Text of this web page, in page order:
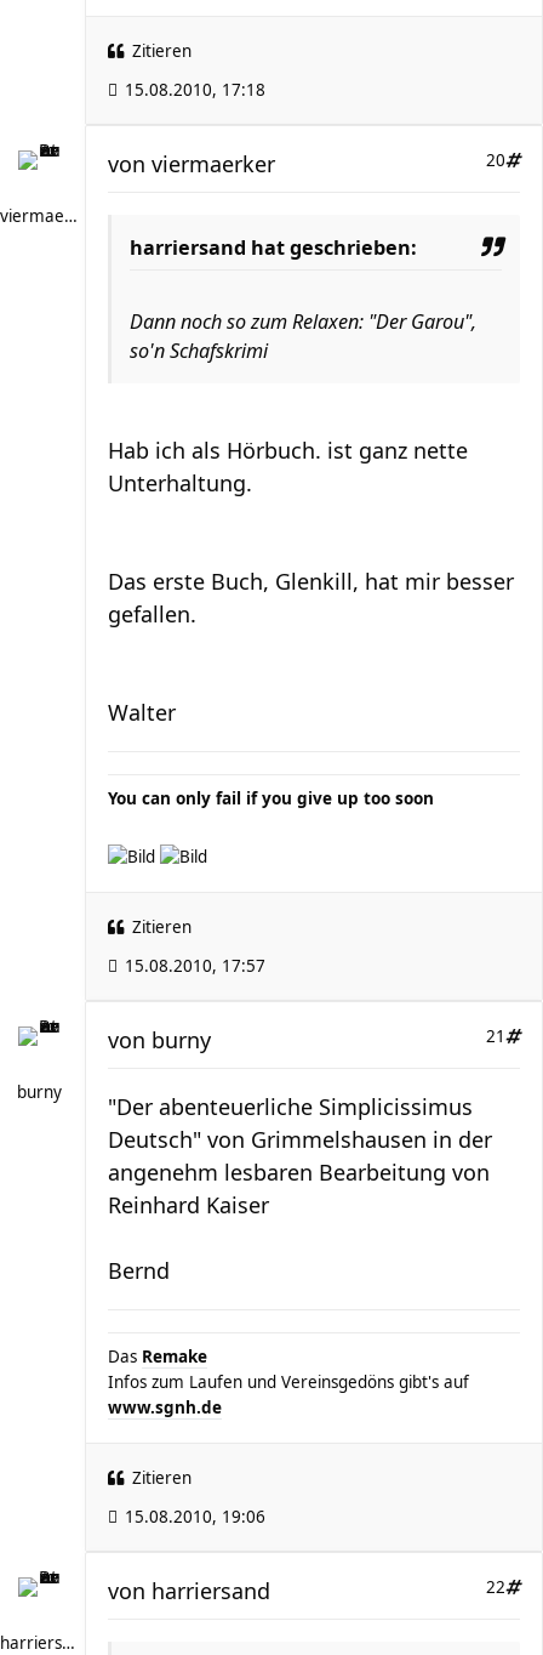
Zitieren
15.08.2010, 17:18
viermaerker
20
von viermaerker
harriersand hat geschrieben:
Dann noch so zum Relaxen: "Der Garou",
so'n Schafskrimi
Hab ich als Hörbuch. ist ganz nette
Unterhaltung.
Das erste Buch, Glenkill, hat mir besser
gefallen.
Walter
You can only fail if you give up too soon
Zitieren
15.08.2010, 17:57
burny
21
von burny
"Der abenteuerliche Simplicissimus
Deutsch" von Grimmelshausen in der
angenehm lesbaren Bearbeitung von
Reinhard Kaiser
Bernd
Das Remake
Infos zum Laufen und Vereinsgedöns gibt's auf
www.sgnh.de
Zitieren
15.08.2010, 19:06
harriersand
22
von harriersand